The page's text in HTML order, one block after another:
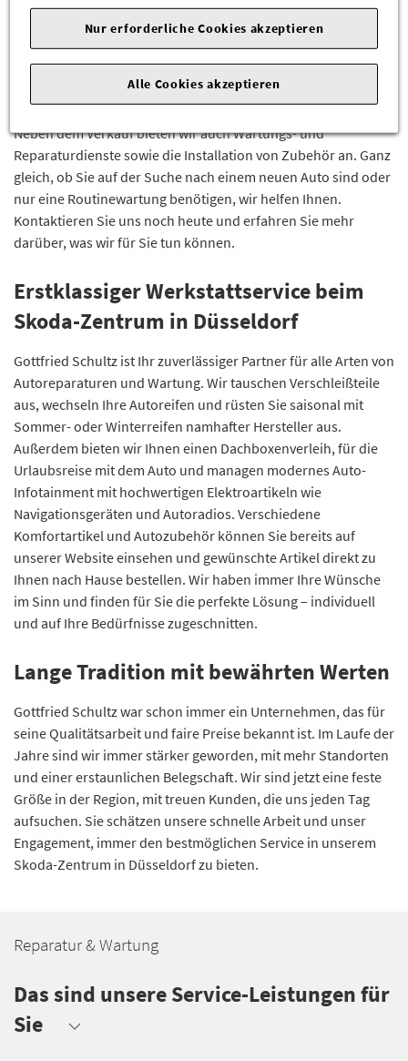
Skoda-Fahrzeuge sind für ihre Zuverlässigkeit und Effizienz
bekannt, und unsere erfahrenen Mitarbeiter können Ihnen
helfen, das richtige Modell für Ihre Bedürfnisse zu finden. Wir
können Sie auch zu Finanzierungsmöglichkeiten beraten, um
sicherzustellen, dass Sie das bestmögliche Angebot erhalten.
Neben dem Verkauf bieten wir auch Wartungs- und
Reparaturdienste sowie die Installation von Zubehör an. Ganz
gleich, ob Sie auf der Suche nach einem neuen Auto sind oder
nur eine Routinewartung benötigen, wir helfen Ihnen.
Kontaktieren Sie uns noch heute und erfahren Sie mehr
darüber, was wir für Sie tun können.
Erstklassiger Werkstattservice beim
Skoda-Zentrum in Düsseldorf
Gottfried Schultz ist Ihr zuverlässiger Partner für alle Arten von
Autoreparaturen und Wartung. Wir tauschen Verschleißteile
aus, wechseln Ihre Autoreifen und rüsten Sie saisonal mit
Sommer- oder Winterreifen namhafter Hersteller aus.
Außerdem bieten wir Ihnen einen Dachboxenverleih, für die
Urlaubsreise mit dem Auto und managen modernes Auto-
Infotainment mit hochwertigen Elektroartikeln wie
Navigationsgeräten und Autoradios. Verschiedene
Komfortartikel und Autozubehör können Sie bereits auf
unserer Website einsehen und gewünschte Artikel direkt zu
Ihnen nach Hause bestellen. Wir haben immer Ihre Wünsche
im Sinn und finden für Sie die perfekte Lösung – individuell
und auf Ihre Bedürfnisse zugeschnitten.
Lange Tradition mit bewährten Werten
Gottfried Schultz war schon immer ein Unternehmen, das für
seine Qualitätsarbeit und faire Preise bekannt ist. Im Laufe der
Jahre sind wir immer stärker geworden, mit mehr Standorten
und einer erstaunlichen Belegschaft. Wir sind jetzt eine feste
Größe in der Region, mit treuen Kunden, die uns jeden Tag
aufsuchen. Sie schätzen unsere schnelle Arbeit und unser
Engagement, immer den bestmöglichen Service in unserem
Skoda-Zentrum in Düsseldorf zu bieten.
Reparatur & Wartung
Das sind unsere Service-Leistungen für
Sie
Nur erforderliche Cookies akzeptieren
Alle Cookies akzeptieren